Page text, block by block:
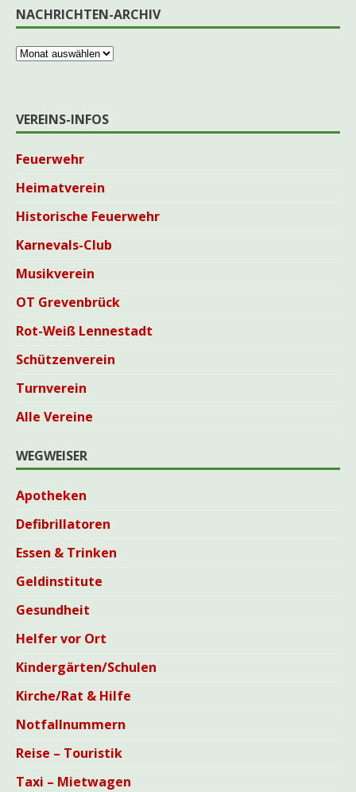
NACHRICHTEN-ARCHIV
VEREINS-INFOS
Feuerwehr
Heimatverein
Historische Feuerwehr
Karnevals-Club
Musikverein
OT Grevenbrück
Rot-Weiß Lennestadt
Schützenverein
Turnverein
Alle Vereine
WEGWEISER
Apotheken
Defibrillatoren
Essen & Trinken
Geldinstitute
Gesundheit
Helfer vor Ort
Kindergärten/Schulen
Kirche/Rat & Hilfe
Notfallnummern
Reise – Touristik
Taxi – Mietwagen